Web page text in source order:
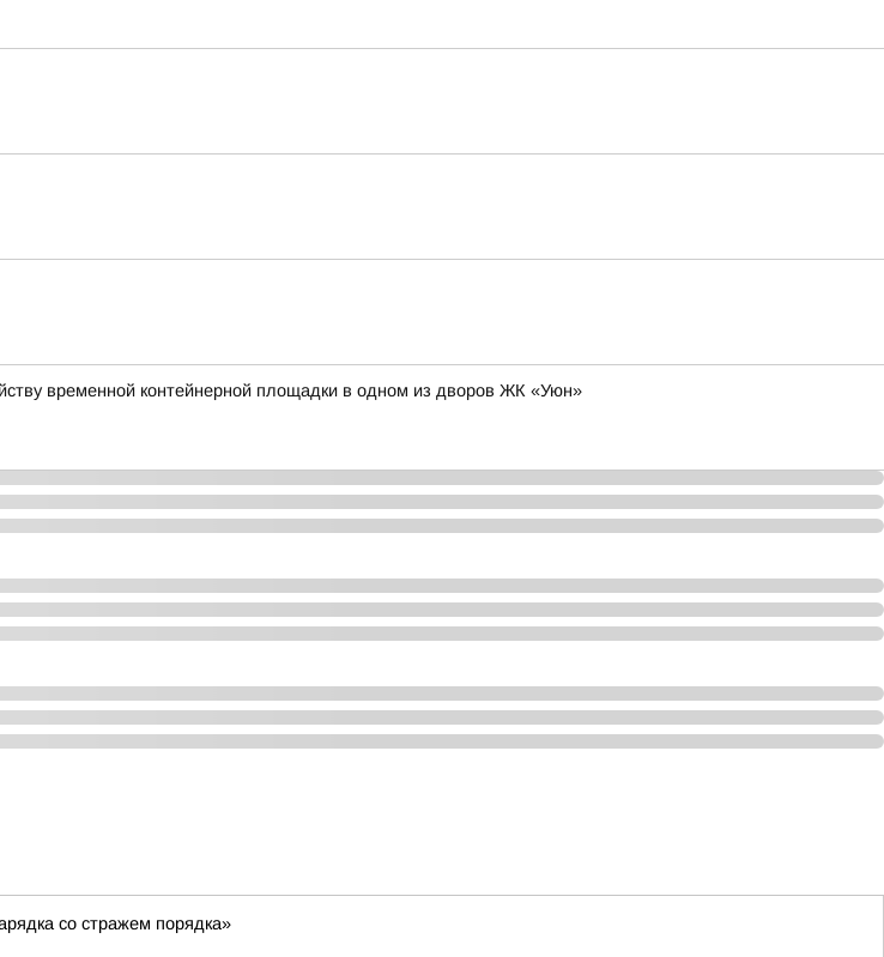
временной контейнерной площадки в одном из дворов ЖК «Уюн»
со стражем порядка»